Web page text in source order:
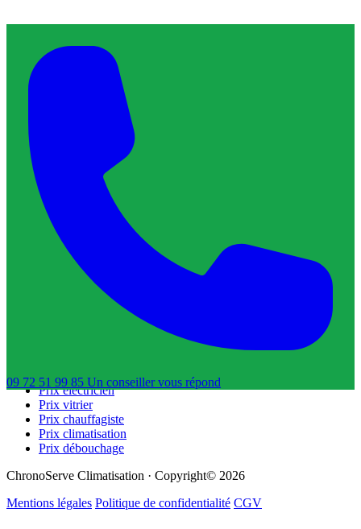
09 72 51 99 85 Un conseillervous répond
À propos de ChronoServe
L'artisan de confiance qu'il vous faut, près de chez vous.
Services & Interventions
Trouver un plombier
Trouver un serrurier
Trouver un électricien
Trouver un vitrier
Trouver un chauffagiste
Trouver un dératiseur
Trouver un déboucheur de canalisation
Trouver un réparateur de volets roulants
Prix serrurier
Prix électricien
Prix vitrier
Prix chauffagiste
Prix climatisation
Prix débouchage
ChronoServe Climatisation · Copyright© 2026
Mentions légales Politique de confidentialité CGV